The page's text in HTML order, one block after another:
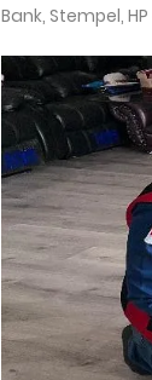
Bank, Stempel,